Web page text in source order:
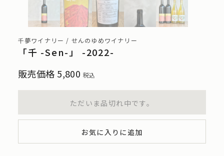
千夢ワイナリー / せんのゆめワイナリー
「千 -Sen-」 -2022-
販売価格 5,800 税込
ただいま品切れ中です。
お気に入りに追加